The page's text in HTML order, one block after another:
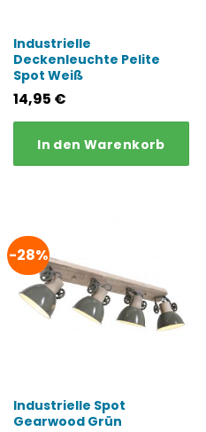
Industrielle
Deckenleuchte Pelite
Spot Weiß
14,95 €
In den Warenkorb
-28%
Industrielle Spot
Gearwood Grün